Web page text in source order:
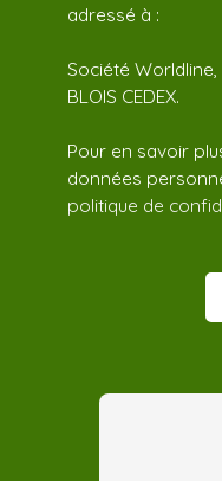
adressé à :
Société Worldline,
BLOIS CEDEX.
Pour en savoir
données
politique de